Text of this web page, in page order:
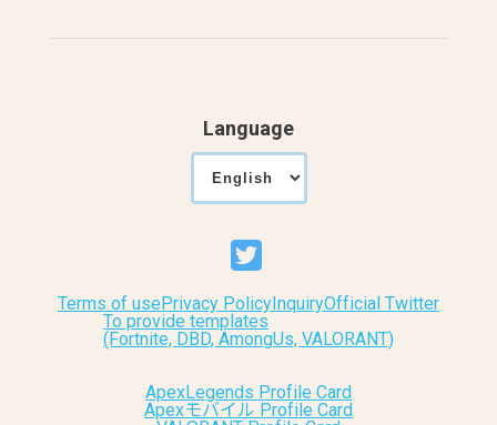
Language
Terms of usePrivacy Policy InquiryOfficial Twitter
To provide templates
(Fortnite, DBD, AmongUs, VALORANT)
ApexLegends Profile Card
Apexモバイル Profile Card